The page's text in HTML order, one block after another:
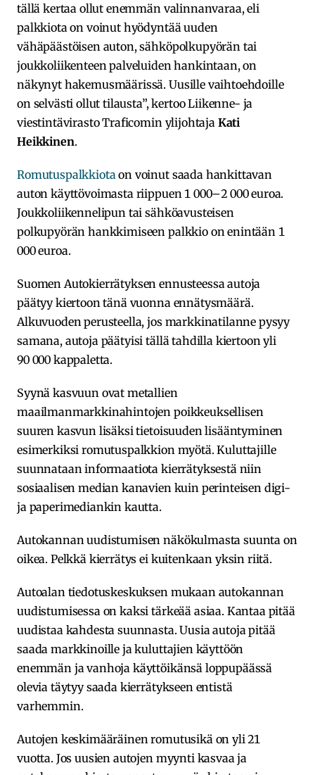
tällä kertaa ollut enemmän valinnanvaraa, eli
palkkiota on voinut hyödyntää uuden
vähäpäästöisen auton, sähköpolkupyörän tai
joukkoliikenteen palveluiden hankintaan, on
näkynyt hakemusmäärissä. Uusille vaihtoehdoille
on selvästi ollut tilausta”, kertoo Liikenne- ja
viestintävirasto Traficomin ylijohtaja Kati
Heikkinen.
Romutuspalkkiota on voinut saada hankittavan
auton käyttövoimasta riippuen 1 000–2 000 euroa.
Joukkoliikennelipun tai sähköavusteisen
polkupyörän hankkimiseen palkkio on enintään 1
000 euroa.
Suomen Autokierrätyksen ennusteessa autoja
päätyy kiertoon tänä vuonna ennätysmäärä.
Alkuvuoden perusteella, jos markkinatilanne pysyy
samana, autoja päätyisi tällä tahdilla kiertoon yli
90 000 kappaletta.
Syynä kasvuun ovat metallien
maailmanmarkkinahintojen poikkeuksellisen
suuren kasvun lisäksi tietoisuuden lisääntyminen
esimerkiksi romutuspalkkion myötä. Kuluttajille
suunnataan informaatiota kierrätyksestä niin
sosiaalisen median kanavien kuin perinteisen digi-
ja paperimediankin kautta.
Autokannan uudistumisen näkökulmasta suunta on
oikea. Pelkkä kierrätys ei kuitenkaan yksin riitä.
Autoalan tiedotuskeskuksen mukaan autokannan
uudistumisessa on kaksi tärkeää asiaa. Kantaa pitää
uudistaa kahdesta suunnasta. Uusia autoja pitää
saada markkinoille ja kuluttajien käyttöön
enemmän ja vanhoja käyttöikänsä loppupäässä
olevia täytyy saada kierrätykseen entistä
varhemmin.
Autojen keskimääräinen romutusikä on yli 21
vuotta. Jos uusien autojen myynti kasvaa ja